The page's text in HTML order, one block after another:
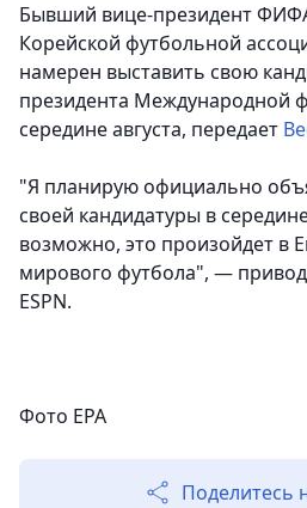
Бывший вице-президент
Корейской футбольной
намерен выставить свою
президента Международной
середине августа, передает
"Я планирую официально
своей кандидатуры в
возможно, это произойдет в
мирового футбола", —
ESPN.
Фото EPA
Поделитесь